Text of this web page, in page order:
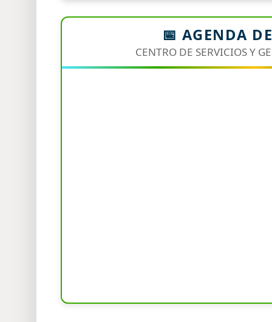
📅 AGENDA
CENTRO DE SERVICIOS Y